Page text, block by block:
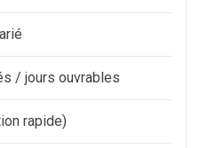
/ jours ouvrables
rapide)